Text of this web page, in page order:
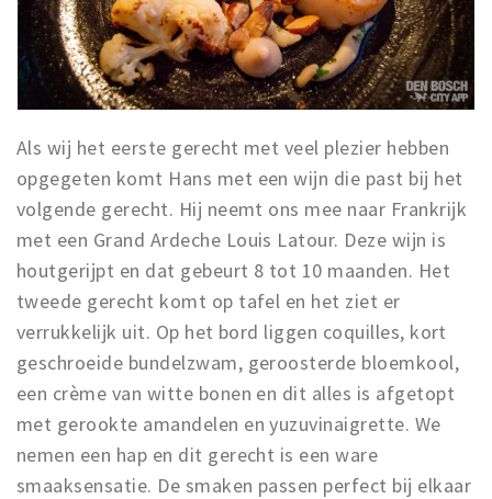
Als wij het eerste gerecht met veel plezier hebben
opgegeten komt Hans met een wijn die past bij het
volgende gerecht. Hij neemt ons mee naar Frankrijk
met een Grand Ardeche Louis Latour. Deze wijn is
houtgerijpt en dat gebeurt 8 tot 10 maanden. Het
tweede gerecht komt op tafel en het ziet er
verrukkelijk uit. Op het bord liggen coquilles, kort
geschroeide bundelzwam, geroosterde bloemkool,
een crème van witte bonen en dit alles is afgetopt
met gerookte amandelen en yuzuvinaigrette. We
nemen een hap en dit gerecht is een ware
smaaksensatie. De smaken passen perfect bij elkaar